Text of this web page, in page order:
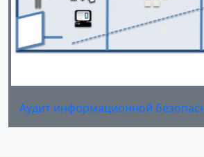
Аудит информационной